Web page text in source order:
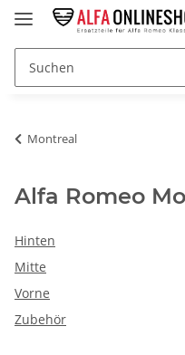
Montreal
Alfa Romeo
Hinten
Mitte
Vorne
Zubehör